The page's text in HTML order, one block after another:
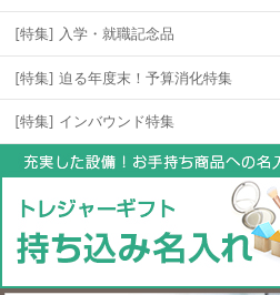
[特集] 入学・就職記念品
[特集] 迫る年度末！予算消化特集
[特集] インバウンド特集